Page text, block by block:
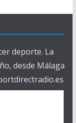
deporte. La
desde Málaga